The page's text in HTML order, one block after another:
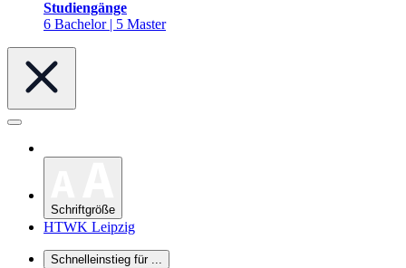
Studiengänge
6 Bachelor | 5 Master
Schriftgröße
HTWK Leipzig
Schnelleinstieg für ...